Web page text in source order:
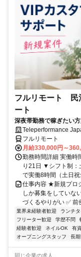
フルリモート 民
ート
深夜帯勤務で稼ぎたい
Teleperformance
フルリモート
月給330,000円～
勤務時間詳細 実働時
り21日 ▼シフト制：
で実働8時間（土日祝
仕事内容 ★新規プロ
しか募集をしていな
づくるやりがい ✅ 前
業界未経験者歓迎 ランチ
フリーター歓迎
学歴不問
経験者歓迎
ネイルOK 有
オープニングスタッフ
長
同じ企業の求人